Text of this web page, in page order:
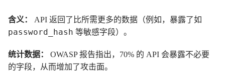
含义： API 返回了比所需更多的数据（例如，暴露了如
password_hash 等敏感字段）。
统计数据：
OWASP 报告指出，70% 的 API 会暴露不必要
的字段，从而增加了攻击面。